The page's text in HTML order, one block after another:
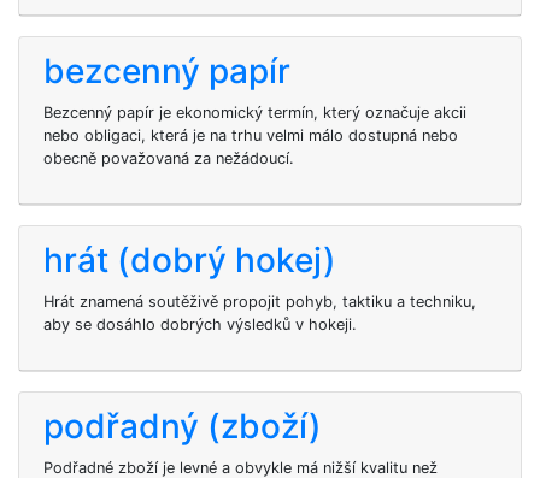
bezcenný papír
Bezcenný papír je ekonomický termín, který označuje akcii
nebo obligaci, která je na trhu velmi málo dostupná nebo
obecně považovaná za nežádoucí.
hrát (dobrý hokej)
Hrát znamená soutěživě propojit pohyb, taktiku a techniku,
aby se dosáhlo dobrých výsledků v hokeji.
podřadný (zboží)
Podřadné zboží je levné a obvykle má nižší kvalitu než